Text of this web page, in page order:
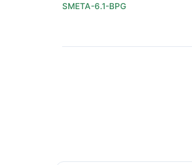
SMETA-6.1-BPG